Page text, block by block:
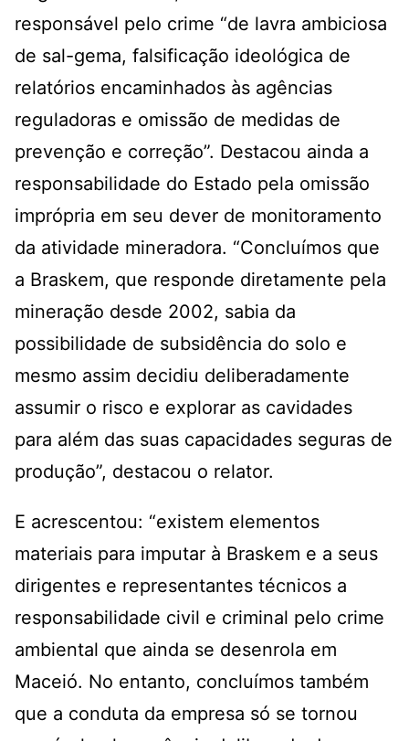
responsável pelo crime “de lavra ambiciosa
de sal-gema, falsificação ideológica de
relatórios encaminhados às agências
reguladoras e omissão de medidas de
prevenção e correção”. Destacou ainda a
responsabilidade do Estado pela omissão
imprópria em seu dever de monitoramento
da atividade mineradora. “Concluímos que
a Braskem, que responde diretamente pela
mineração desde 2002, sabia da
possibilidade de subsidência do solo e
mesmo assim decidiu deliberadamente
assumir o risco e explorar as cavidades
para além das suas capacidades seguras de
produção”, destacou o relator.
E acrescentou: “existem elementos
materiais para imputar à Braskem e a seus
dirigentes e representantes técnicos a
responsabilidade civil e criminal pelo crime
ambiental que ainda se desenrola em
Maceió. No entanto, concluímos também
que a conduta da empresa só se tornou